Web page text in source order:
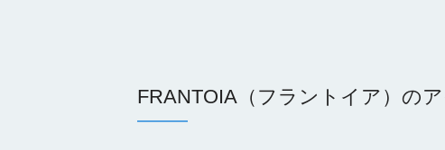
FRANTOIA（フラントイア）の